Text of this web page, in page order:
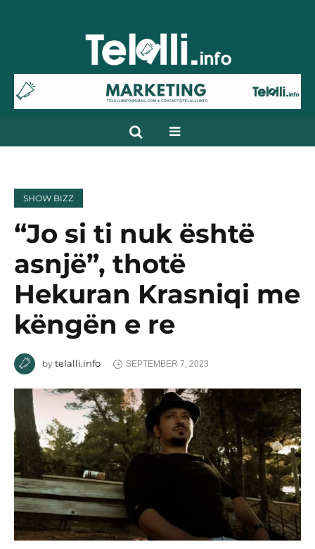
SHOW BIZZ
“Jo si ti nuk është
asnjë”, thotë
Hekuran Krasniqi me
këngën e re
by telalli.info SEPTEMBER 7, 2023